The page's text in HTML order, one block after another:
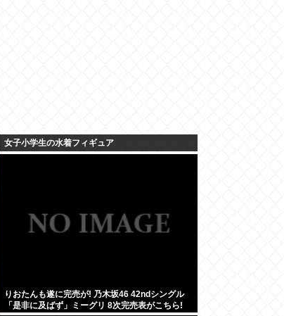
女子小学生の水着フィギュア
りおたんも遂に完売が! 乃木坂46 42ndシングル
「是非に及ばず」ミーグリ 8次完売表がこちら!